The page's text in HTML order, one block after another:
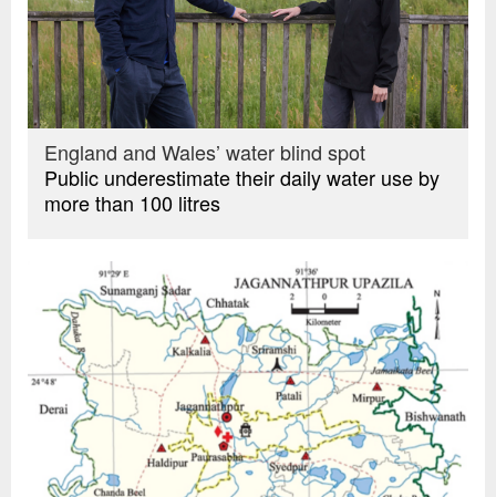
England and Wales’ water blind spot
Public underestimate their daily water use by
more than 100 litres